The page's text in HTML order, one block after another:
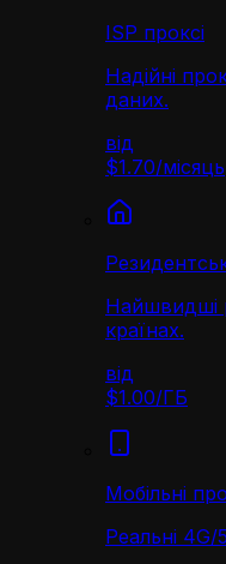
ISP проксі
Надійні
даних.
від
$1.70/місяць
Найшвидші
країнах.
від
$1.00/ГБ
Мобільні
Реальні 4G/